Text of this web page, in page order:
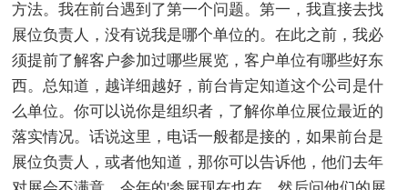
方法。我在前台遇到了第一个问题。第一，我直接去找
展位负责人，没有说我是哪个单位的。在此之前，我必
须提前了解客户参加过哪些展览，客户单位有哪些好东
西。总知道，越详细越好，前台肯定知道这个公司是什
么单位。你可以说你是组织者，了解你单位展位最近的
落实情况。话说这里，电话一般都是接的，如果前台是
展位负责人，或者他知道，那你可以告诉他，他们去年